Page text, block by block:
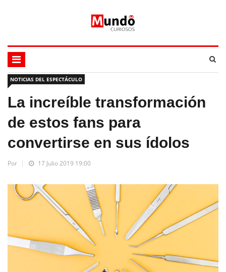
NOTICIAS DEL ESPECTÁCULO
La increíble transformación
de estos fans para
convertirse en sus ídolos
Por 17 Julio 2019 19:00